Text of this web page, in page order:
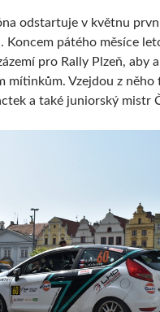
odstartuje v květnu
Koncem pátého měsíce
pro Rally Plzeň, aby
mítinkům. Vzejdou z něho
a také juniorský mistr